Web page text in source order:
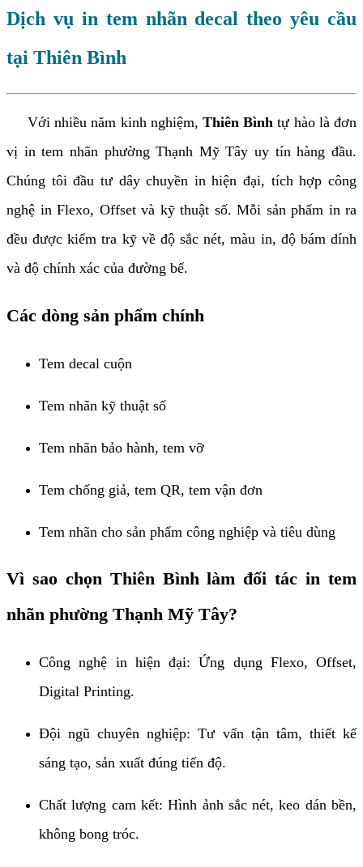
Dịch vụ in tem nhãn decal theo yêu cầu
tại Thiên Bình
Với nhiều năm kinh nghiệm, Thiên Bình tự hào là đơn
vị in tem nhãn phường Thạnh Mỹ Tây uy tín hàng đầu.
Chúng tôi đầu tư dây chuyền in hiện đại, tích hợp công
nghệ in Flexo, Offset và kỹ thuật số. Mỗi sản phẩm in ra
đều được kiểm tra kỹ về độ sắc nét, màu in, độ bám dính
và độ chính xác của đường bế.
Các dòng sản phẩm chính
Tem decal cuộn
Tem nhãn kỹ thuật số
Tem nhãn bảo hành, tem vỡ
Tem chống giả, tem QR, tem vận đơn
Tem nhãn cho sản phẩm công nghiệp và tiêu dùng
Vì sao chọn Thiên Bình làm đối tác in tem
nhãn phường Thạnh Mỹ Tây?
Công nghệ in hiện đại: Ứng dụng Flexo, Offset,
Digital Printing.
Đội ngũ chuyên nghiệp: Tư vấn tận tâm, thiết kế
sáng tạo, sản xuất đúng tiến độ.
Chất lượng cam kết: Hình ảnh sắc nét, keo dán bền,
không bong tróc.